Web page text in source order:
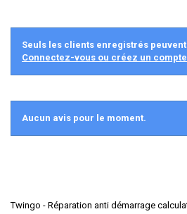
Seuls les clients enregistrés
Connectez-vous ou créez un compte
Aucun avis pour le moment.
Twingo - Réparation anti démarrage